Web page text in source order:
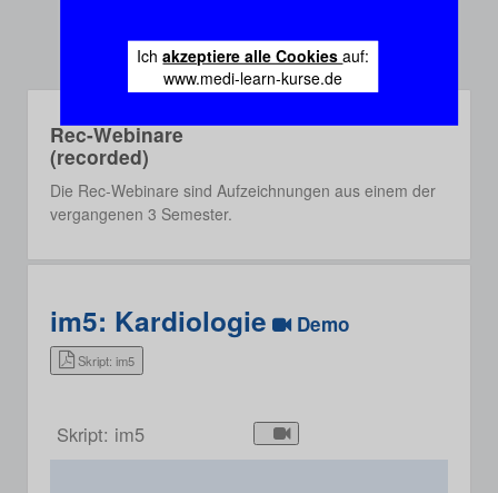
Ichakzeptiere alle Cookiesauf:
www.medi-learn-kurse.de
Rec-Webinare
(recorded)
Die Rec-Webinare sind Aufzeichnungen aus einem der
vergangenen 3 Semester.
im5: Kardiologie Demo
Skript: im5
Skript: im5